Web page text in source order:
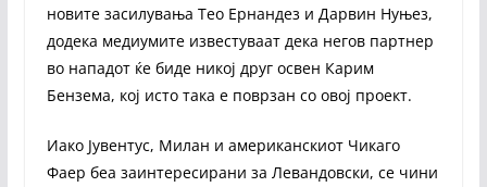
новите засилувања Тео Ернандез и Дарвин Нуњез,
додека медиумите известуваат дека негов партнер
во нападот ќе биде никој друг освен Карим
Бензема, кој исто така е поврзан со овој проект.
Иако Јувентус, Милан и американскиот Чикаго
Фаер беа заинтересирани за Левандовски, се чини